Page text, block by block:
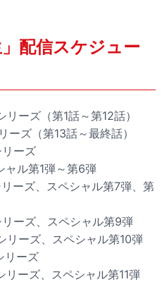
」配信スケジュー
ーズ（第1話～第12話）
ズ（第13話～最終話）
ーズ
ル第1弾～第6弾
ーズ、スペシャル第7弾、第
ーズ、スペシャル第9弾
ーズ、スペシャル第10弾
リーズ
ーズ、スペシャル第11弾